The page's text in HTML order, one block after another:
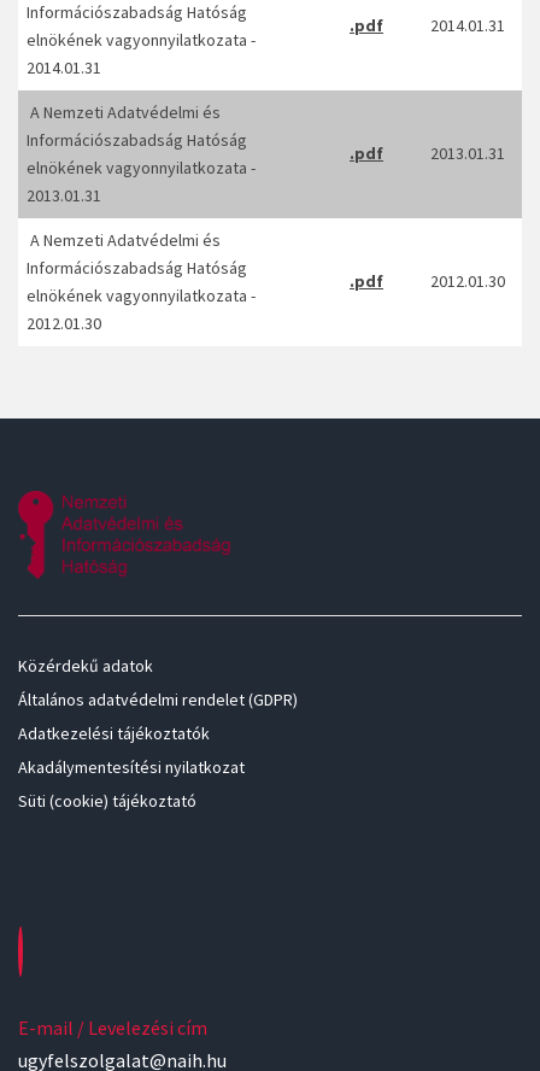
Információszabadság Hatóság
elnökének vagyonnyilatkozata -
2014.01.31
.pdf 2014.01.31
A Nemzeti Adatvédelmi és
Információszabadság Hatóság
elnökének vagyonnyilatkozata -
2013.01.31
.pdf 2013.01.31
A Nemzeti Adatvédelmi és
Információszabadság Hatóság
elnökének vagyonnyilatkozata -
2012.01.30
.pdf 2012.01.30
Közérdekű adatok
Általános adatvédelmi rendelet (GDPR)
Adatkezelési tájékoztatók
Akadálymentesítési nyilatkozat
Süti (cookie) tájékoztató
E-mail / Levelezési cím
ugyfelszolgalat@naih.hu